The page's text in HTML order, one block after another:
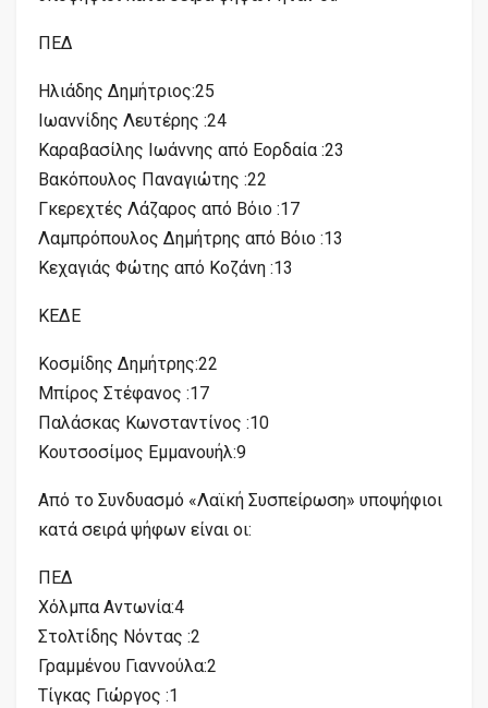
ΠΕΔ
Ηλιάδης Δημήτριος:25
Ιωαννίδης Λευτέρης :24
Καραβασίλης Ιωάννης από Εορδαία :23
Βακόπουλος Παναγιώτης :22
Γκερεχτές Λάζαρος από Βόιο :17
Λαμπρόπουλος Δημήτρης από Βόιο :13
Κεχαγιάς Φώτης από Κοζάνη :13
ΚΕΔΕ
Κοσμίδης Δημήτρης:22
Μπίρος Στέφανος :17
Παλάσκας Κωνσταντίνος :10
Κουτσοσίμος Εμμανουήλ:9
Από το Συνδυασμό «Λαϊκή Συσπείρωση» υποψήφιοι
κατά σειρά ψήφων είναι οι:
ΠΕΔ
Χόλμπα Αντωνία:4
Στολτίδης Νόντας :2
Γραμμένου Γιαννούλα:2
Τίγκας Γιώργος :1